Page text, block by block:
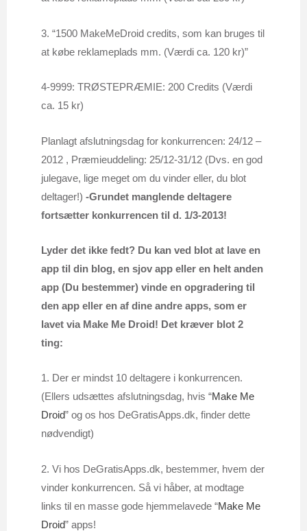
3. “1500 MakeMeDroid credits, som kan bruges til
at købe reklameplads mm. (Værdi ca. 120 kr)”
4-9999: TRØSTEPRÆMIE: 200 Credits (Værdi
ca. 15 kr)
Planlagt afslutningsdag for konkurrencen: 24/12 –
2012 , Præmieuddeling: 25/12-31/12 (Dvs. en god
julegave, lige meget om du vinder eller, du blot
deltager!) -Grundet manglende deltagere
fortsætter konkurrencen til d. 1/3-2013!
Lyder det ikke fedt? Du kan ved blot at lave en
app til din blog, en sjov app eller en helt anden
app (Du bestemmer) vinde en opgradering til
den app eller en af dine andre apps, som er
lavet via Make Me Droid! Det kræver blot 2
ting:
1. Der er mindst 10 deltagere i konkurrencen.
(Ellers udsættes afslutningsdag, hvis “Make Me
Droid” og os hos DeGratisApps.dk, finder dette
nødvendigt)
2. Vi hos DeGratisApps.dk, bestemmer, hvem der
vinder konkurrencen. Så vi håber, at modtage
links til en masse gode hjemmelavede “Make Me
Droid” apps!